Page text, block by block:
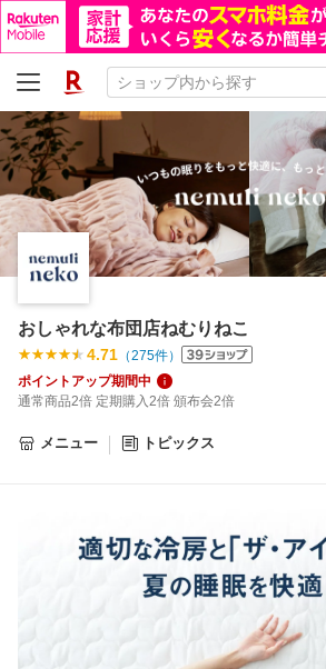
おしゃれな布団店ねむりねこ
4.71 （275件）
ポイントアップ期間中
通常商品2倍 定期購入2倍 頒布会2倍
メニュー トピックス